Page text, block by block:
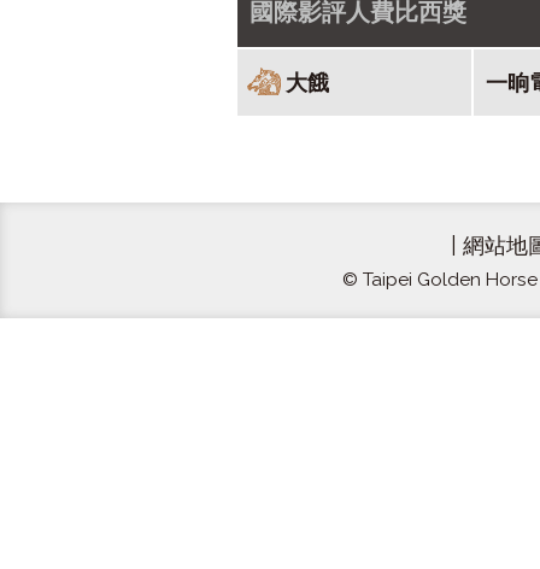
國際影評人費比西獎
大餓 一晌
網站地
© Taipei Golden